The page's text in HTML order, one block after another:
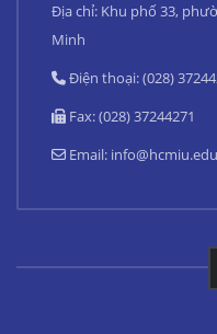
Địa chỉ: Khu phố 33,
Minh
Điện thoại: (028)
Fax: (028) 37244271
Email: